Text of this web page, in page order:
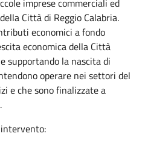
imprese commerciali ed
Città di Reggio Calabria.
economici a fondo
economica della Città
supportando la nascita di
operare nei settori del
e che sono finalizzate a